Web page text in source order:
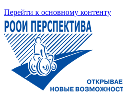
Перейти к основному контенту